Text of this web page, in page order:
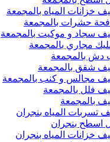
خزانات المياه بالمجمعة
حشرات بالمجمعة
سجاد و موكيت بالمجمعة
مجاري بالمجمعة
دش بالمجمعة
شقق بالمجمعة
مجالس و كنب بالمجمعة
فلل بالمجمعة
بالمجمعة
المياه بنجران
اسطح بنجران
خزانات المياه بنجران